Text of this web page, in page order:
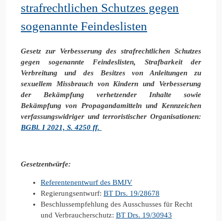
strafrechtlichen Schutzes gegen
sogenannte Feindeslisten
Gesetz zur Verbesserung des strafrechtlichen Schutzes
gegen sogenannte Feindeslisten, Strafbarkeit der
Verbreitung und des Besitzes von Anleitungen zu
sexuellem Missbrauch von Kindern und Verbesserung
der Bekämpfung verhetzender Inhalte sowie
Bekämpfung von Propagandamitteln und Kennzeichen
verfassungswidriger und terroristischer Organisationen:
BGBl. I 2021, S. 4250 ff.
Gesetzentwürfe:
Referentenentwurf des BMJV
Regierungsentwurf: BT Drs. 19/28678
Beschlussempfehlung des Ausschusses für Recht
und Verbraucherschutz: BT Drs. 19/30943